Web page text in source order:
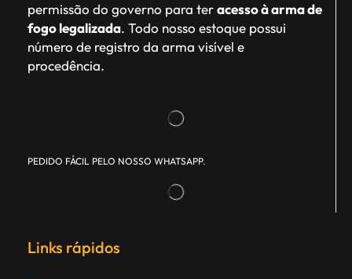
permissão do governo para teracesso à arma de
fogo legalizada. Todo nosso estoque possui
número de registro da arma visível e
procedência.
PEDIDO FÁCIL PELO NOSSO WHATSAPP.
Links rápidos